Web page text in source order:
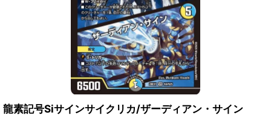
龍素記号Siサインサイクリカ/ザーディアン・サイン